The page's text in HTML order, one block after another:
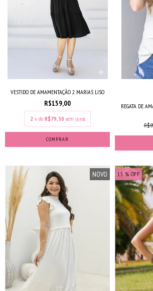
VESTIDO DE AMAMENTAÇÃO 2 MARIAS LISO
R$159,00
2 x de R$79,50 sem juros
COMPRAR
REGATA DE
NOVO 15 % OFF